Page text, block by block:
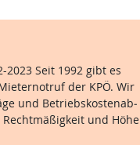
2023 Seit 1992 gibt es
der KPÖ. Wir
und Be­triebs­kos­ten­ab­
und Höhe